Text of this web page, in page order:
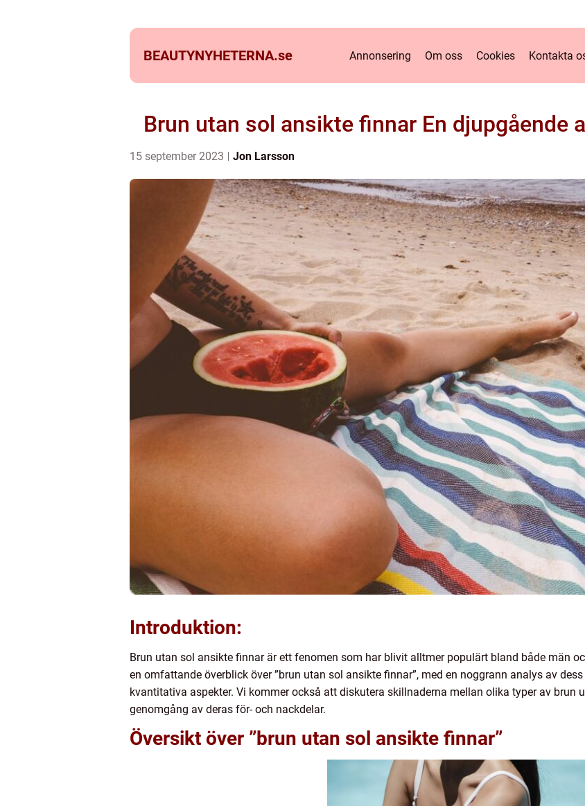
BEAUTYNYHETERNA.se Annonsering Om oss Cookies Kontakta
Brun utan sol ansikte finnar En djupgående
15 september 2023 Jon Larsson
Introduktion:
Brun utan sol ansikte finnar är ett fenomen som har blivit alltmer populärt bland både män
en omfattande överblick över ”brun utan sol ansikte finnar”, med en noggrann analys av
kvantitativa aspekter. Vi kommer också att diskutera skillnaderna mellan olika typer av brun
genomgång av deras för- och nackdelar.
Översikt över ”brun utan sol ansikte finnar”